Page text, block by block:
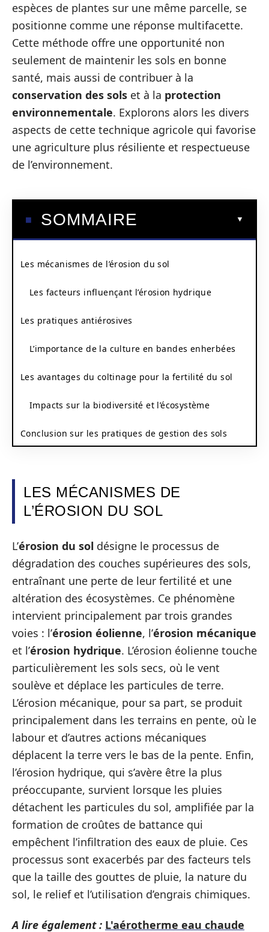
espèces de plantes sur une même parcelle, se
positionne comme une réponse multifacette.
Cette méthode offre une opportunité non
seulement de maintenir les sols en bonne
santé, mais aussi de contribuer à la
conservation des sols et à la protection
environnementale. Explorons alors les divers
aspects de cette technique agricole qui favorise
une agriculture plus résiliente et respectueuse
de l’environnement.
SOMMAIRE
Les mécanismes de l’érosion du sol
Les facteurs influençant l’érosion hydrique
Les pratiques antiérosives
L’importance de la culture en bandes enherbées
Les avantages du coltinage pour la fertilité du sol
Impacts sur la biodiversité et l’écosystème
Conclusion sur les pratiques de gestion des sols
LES MÉCANISMES DE
L’ÉROSION DU SOL
L’érosion du sol désigne le processus de
dégradation des couches supérieures des sols,
entraînant une perte de leur fertilité et une
altération des écosystèmes. Ce phénomène
intervient principalement par trois grandes
voies : l’érosion éolienne, l’érosion mécanique
et l’érosion hydrique. L’érosion éolienne touche
particulièrement les sols secs, où le vent
soulève et déplace les particules de terre.
L’érosion mécanique, pour sa part, se produit
principalement dans les terrains en pente, où le
labour et d’autres actions mécaniques
déplacent la terre vers le bas de la pente. Enfin,
l’érosion hydrique, qui s’avère être la plus
préoccupante, survient lorsque les pluies
détachent les particules du sol, amplifiée par la
formation de croûtes de battance qui
empêchent l’infiltration des eaux de pluie. Ces
processus sont exacerbés par des facteurs tels
que la taille des gouttes de pluie, la nature du
sol, le relief et l’utilisation d’engrais chimiques.
A lire également : L'aérotherme eau chaude